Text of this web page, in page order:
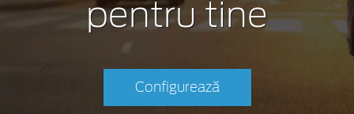
pentru tine
Configurează